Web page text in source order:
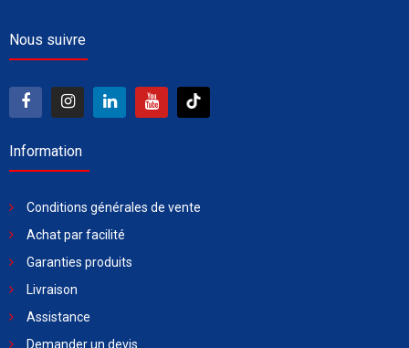
Nous suivre
Information
Conditions générales de vente
Achat par facilité
Garanties produits
Livraison
Assistance
Demander un devis